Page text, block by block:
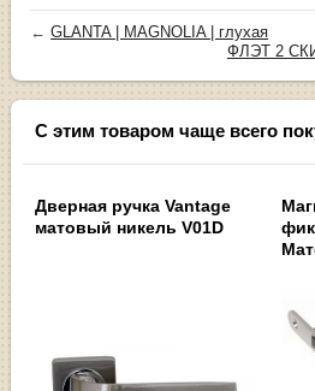
←GLANTA | MAGNOLIA | глухая
ФЛЭТ 2
С этим товаром чаще всего
Дверная ручка Vantage
матовый никель V01D